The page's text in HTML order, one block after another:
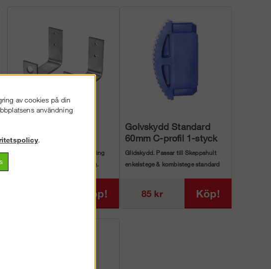
Upphängningskrok
Praktiska krokar för upphängning
och förvaring av stege på vägg.
Köp!
Golvskydd Standard
60mm C-profil 1-styck
Glidskydd. Passar till Skeppshult
enkelstege & kombistege standard
85 kr Köp!
av cookies på din
användning
.